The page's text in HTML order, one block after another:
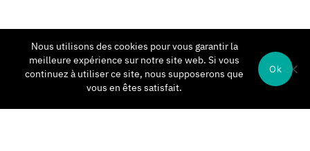
Nous utilisons des cookies pour vous garantir la
meilleure expérience sur notre site web. Si vous
continuez à utiliser ce site, nous supposerons que
vous en êtes satisfait.
Ok